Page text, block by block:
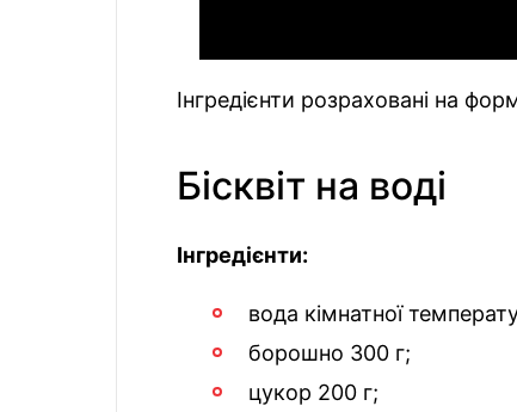
Інгредієнти розраховані на
Бісквіт на воді
Інгредієнти:
вода кімнатної
борошно 300 г;
цукор 200 г;